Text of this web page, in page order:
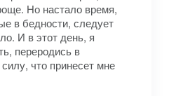
Но настало время,
в бедности, следует
И в этот день, я
переродись в
что принесет мне